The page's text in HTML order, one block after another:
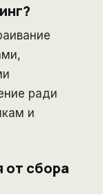
ради
и
от сбора